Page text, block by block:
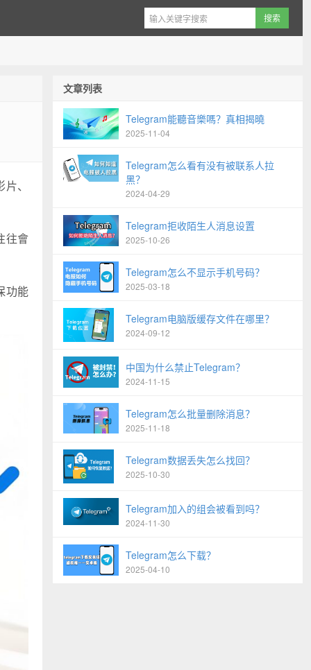
、
往會
功能
文章列表
Telegram能聽音樂嗎？真相揭曉
2025-11-04
Telegram怎么看有没有被联系人拉
黑？
2024-04-29
Telegram拒收陌生人消息设置
2025-10-26
Telegram怎么不显示手机号码？
2025-03-18
Telegram电脑版缓存文件在哪里？
2024-09-12
中国为什么禁止Telegram？
2024-11-15
Telegram怎么批量删除消息？
2025-11-18
Telegram数据丢失怎么找回？
2025-10-30
Telegram加入的组会被看到吗？
2024-11-30
Telegram怎么下载？
2025-04-10